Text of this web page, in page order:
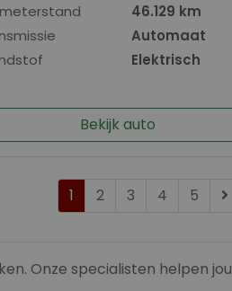
46.129 km
Automaat
Elektrisch
Bekijk auto
1 2 3 4 5
Onze specialisten helpen jou